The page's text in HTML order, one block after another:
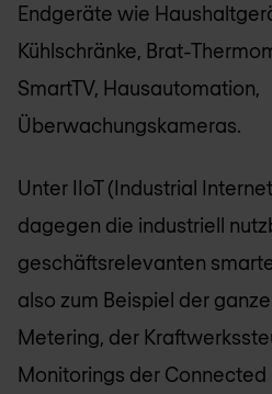
Endgeräte wie
Kühlschränke, Brat-
SmartTV, Hausautomation,
Überwachungskameras.
Unter IIoT (Industrial
dagegen die industriell
geschäftsrelevanten
also zum Beispiel der
Metering, der
Monitorings der